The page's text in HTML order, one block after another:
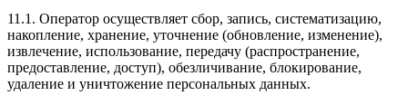
11.1. Оператор осуществляет сбор, запись, систематизацию,
накопление, хранение, уточнение (обновление, изменение),
извлечение, использование, передачу (распространение,
предоставление, доступ), обезличивание, блокирование,
удаление и уничтожение персональных данных.